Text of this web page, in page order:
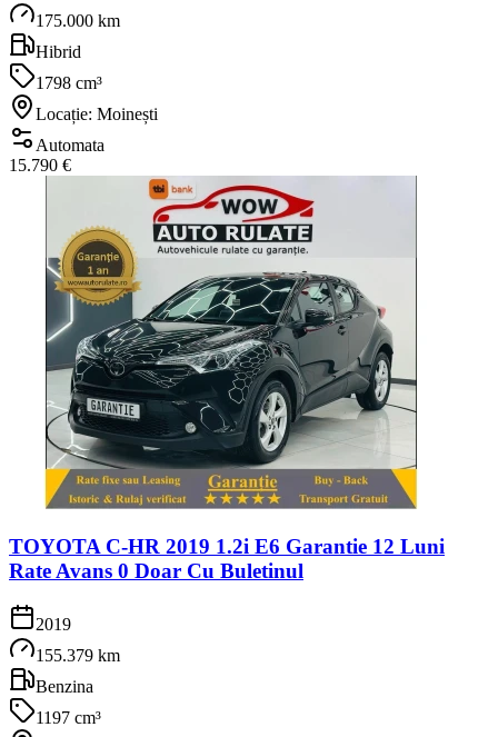
175.000 km
Hibrid
1798 cm³
Locație: Moinești
Automata
15.790 €
TOYOTA C-HR 2019 1.2i E6 Garantie 12 Luni
Rate Avans 0 Doar Cu Buletinul
2019
155.379 km
Benzina
1197 cm³